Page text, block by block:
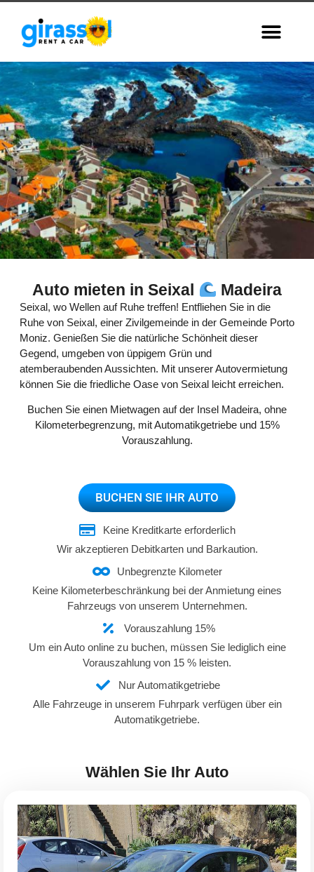
Seixal,
Madeira
Auto mieten in Seixal Madeira
Seixal, wo Wellen auf Ruhe treffen! Entfliehen Sie in die
Ruhe von Seixal, einer Zivilgemeinde in der Gemeinde Porto
Moniz. Genießen Sie die natürliche Schönheit dieser
Gegend, umgeben von üppigem Grün und
atemberaubenden Aussichten. Mit unserer Autovermietung
können Sie die friedliche Oase von Seixal leicht erreichen.
Buchen Sie einen Mietwagen auf der Insel Madeira, ohne
Kilometerbegrenzung, mit Automatikgetriebe und 15%
Vorauszahlung.
BUCHEN SIE IHR AUTO
Keine Kreditkarte erforderlich
Wir akzeptieren Debitkarten und Barkaution.
Unbegrenzte Kilometer
Keine Kilometerbeschränkung bei der Anmietung eines
Fahrzeugs von unserem Unternehmen.
Vorauszahlung 15%
Um ein Auto online zu buchen, müssen Sie lediglich eine
Vorauszahlung von 15 % leisten.
Nur Automatikgetriebe
Alle Fahrzeuge in unserem Fuhrpark verfügen über ein
Automatikgetriebe.
Wählen Sie Ihr Auto